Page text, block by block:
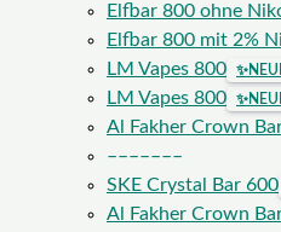
Elfbar 800 ohne
Elfbar 800 mit 2%
LM Vapes 800
✨
LM Vapes 800 ✨
Al Fakher Crown
–––––––
SKE Crystal Bar 600
Al Fakher Crown